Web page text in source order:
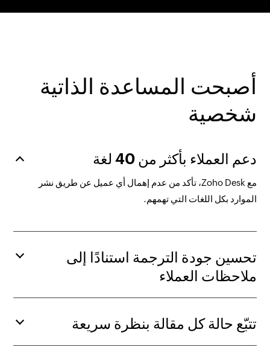
أصبحت المساعدة الذاتية
شخصية
دعم العملاء بأكثر من 40 لغة
مع Zoho Desk، تأكد من عدم إهمال أي عميل عن طريق نشر
الموارد بكل اللغات التي تهمهم.
تحسين جودة الترجمة استنادًا إلى
ملاحظات العملاء
تتبّع حالة كل مقالة بنظرة سريعة